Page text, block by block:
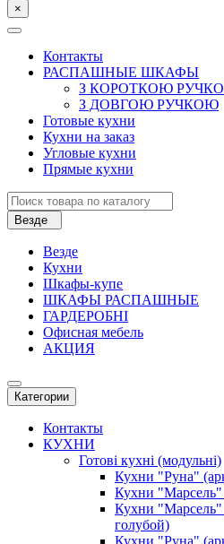
×
Контакты
РАСПАШНЫЕ ШКАФЫ
З КОРОТКОЮ
З ДОВГОЮ РУЧКОЮ
Готовые кухни
Кухни на заказ
Угловые кухни
Прямые кухни
Везде
Везде
Кухни
Шкафы-купе
ШКАФЫ РАСПАШНЫЕ
ГАРДЕРОБНІ
Офисная мебель
АКЦИЯ
Категории
Контакты
КУХНИ
Готові кухні (модульні)
Кухни "Руна"
Кухни
Кухни "Марсель"
голубой)
Кухни "Руна"